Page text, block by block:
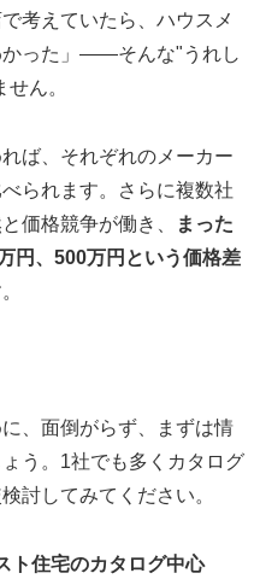
考えていたら、ハウスメ
かった」——そんな"うれし
ん。
ば、それぞれのメーカー
られます。さらに複数社
価格競争が働き、
まった
円、500万円という価格差
、面倒がらず、まずは情
う。1社でも多くカタログ
討してみてください。
住宅のカタログ中心